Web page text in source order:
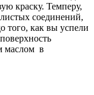
краску. Темперу,
соединений,
того, как вы успели
маслом в